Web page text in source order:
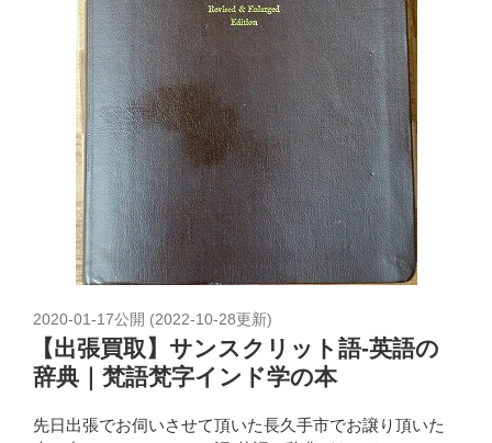
2020-01-17公開 (2022-10-28更新)
【出張買取】サンスクリット語-英語の
辞典｜梵語梵字インド学の本
先日出張でお伺いさせて頂いた長久手市でお譲り頂いた